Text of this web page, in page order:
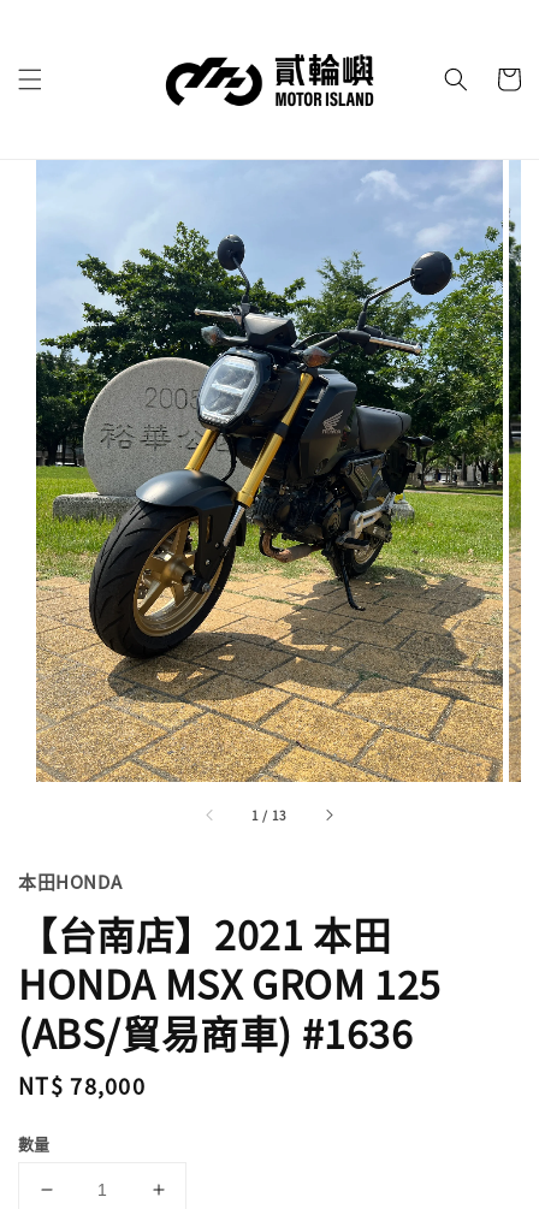
1 / 13
本田HONDA
【台南店】2021 本田
HONDA MSX GROM 125
(ABS/貿易商車) #1636
Regular
NT$ 78,000
數量